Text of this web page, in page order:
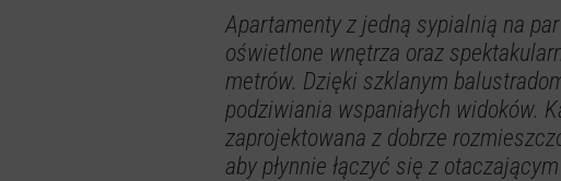
Apartamenty z jedną sypialnią na
oświetlone wnętrza oraz
metrów. Dzięki szklanym
podziwiania wspaniałych widoków.
zaprojektowana z dobrze
aby płynnie łączyć się z